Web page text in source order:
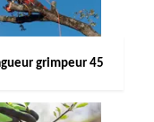
grimpeur 45